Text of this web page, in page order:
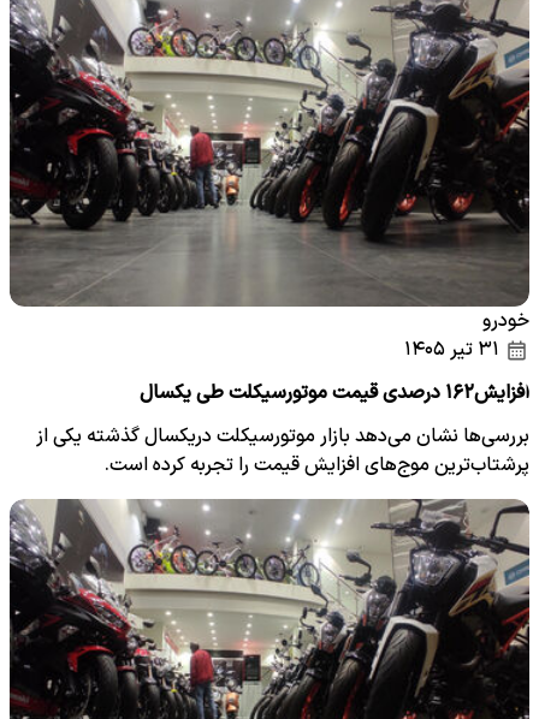
خودرو
افزایش۱۶۲ درصدی قیمت موتورسیکلت طی یکسال
بررسی‌ها نشان می‌دهد بازار موتورسیکلت دریکسال گذشته یکی از
پرشتاب‌ترین موج‌های افزایش قیمت را تجربه کرده است.